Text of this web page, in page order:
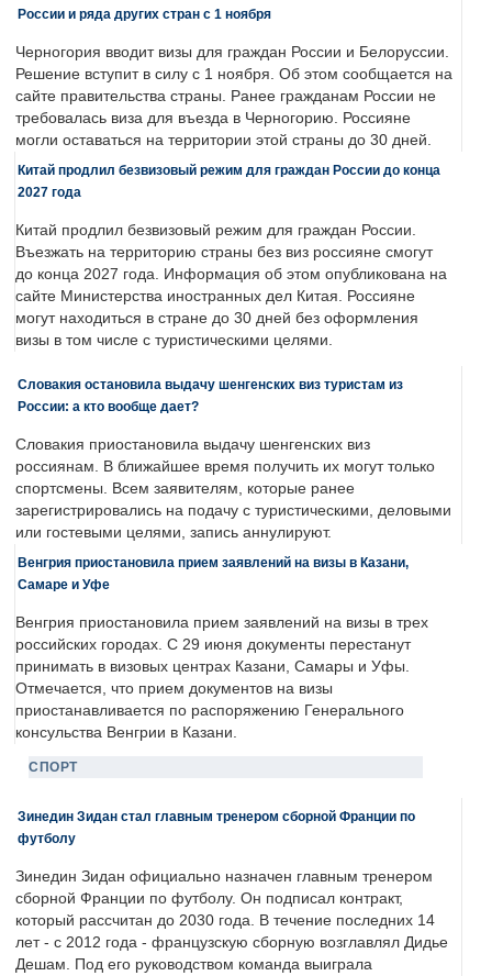
России и ряда других стран с 1 ноября
Черногория вводит визы для граждан России и Белоруссии.
Решение вступит в силу с 1 ноября. Об этом сообщается на
сайте правительства страны. Ранее гражданам России не
требовалась виза для въезда в Черногорию. Россияне
могли оставаться на территории этой страны до 30 дней.
Китай продлил безвизовый режим для граждан России до конца
2027 года
Китай продлил безвизовый режим для граждан России.
Въезжать на территорию страны без виз россияне смогут
до конца 2027 года. Информация об этом опубликована на
сайте Министерства иностранных дел Китая. Россияне
могут находиться в стране до 30 дней без оформления
визы в том числе с туристическими целями.
Словакия остановила выдачу шенгенских виз туристам из
России: а кто вообще дает?
Словакия приостановила выдачу шенгенских виз
россиянам. В ближайшее время получить их могут только
спортсмены. Всем заявителям, которые ранее
зарегистрировались на подачу с туристическими, деловыми
или гостевыми целями, запись аннулируют.
Венгрия приостановила прием заявлений на визы в Казани,
Самаре и Уфе
Венгрия приостановила прием заявлений на визы в трех
российских городах. С 29 июня документы перестанут
принимать в визовых центрах Казани, Самары и Уфы.
Отмечается, что прием документов на визы
приостанавливается по распоряжению Генерального
консульства Венгрии в Казани.
СПОРТ
Зинедин Зидан стал главным тренером сборной Франции по
футболу
Зинедин Зидан официально назначен главным тренером
сборной Франции по футболу. Он подписал контракт,
который рассчитан до 2030 года. В течение последних 14
лет - с 2012 года - французскую сборную возглавлял Дидье
Дешам. Под его руководством команда выиграла